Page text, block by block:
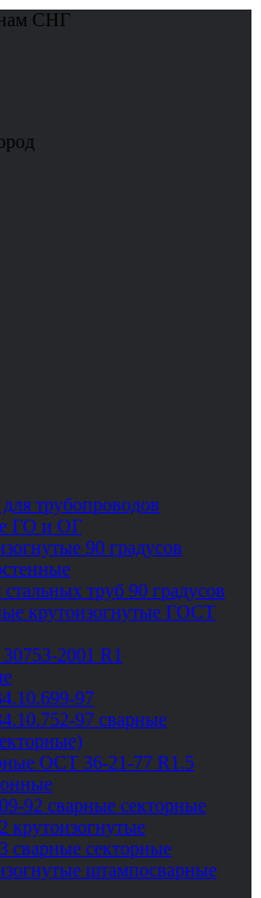
СНГ
трубопроводов
ГО и ОГ
90 градусов
труб 90 градусов
крутоизогнутые ГОСТ
2001 R1
97
97 сварные
ОСТ 36-21-77 R1.5
92 сварные секторные
сварные секторные
штампосварные